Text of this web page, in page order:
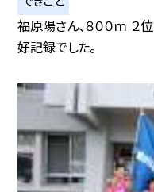
福原陽さん、８００ｍ ２
好記録でした。